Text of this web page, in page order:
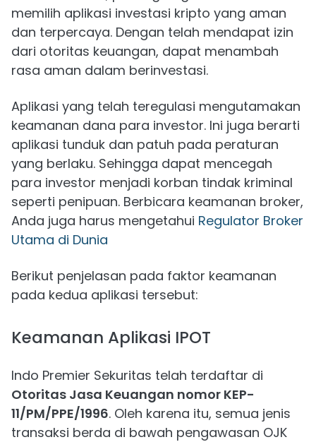
memilih aplikasi investasi kripto yang aman
dan terpercaya. Dengan telah mendapat izin
dari otoritas keuangan, dapat menambah
rasa aman dalam berinvestasi.
Aplikasi yang telah teregulasi mengutamakan
keamanan dana para investor. Ini juga berarti
aplikasi tunduk dan patuh pada peraturan
yang berlaku. Sehingga dapat mencegah
para investor menjadi korban tindak kriminal
seperti penipuan. Berbicara keamanan broker,
Anda juga harus mengetahui Regulator Broker
Utama di Dunia
Berikut penjelasan pada faktor keamanan
pada kedua aplikasi tersebut:
Keamanan Aplikasi IPOT
Indo Premier Sekuritas telah terdaftar di
Otoritas Jasa Keuangan nomor KEP-
11/PM/PPE/1996. Oleh karena itu, semua jenis
transaksi berda di bawah pengawasan OJK